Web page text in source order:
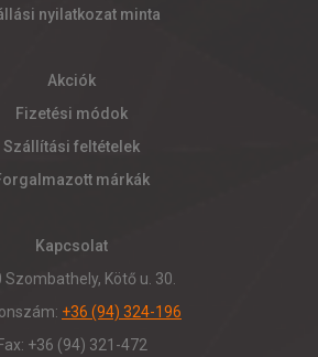
nyilatkozat minta
Akciók
Fizetési módok
Szállítási feltételek
márkák
Kapcsolat
Szombathely, Kötő u. 30.
+36 (94) 324-196
Fax: +36 (94) 321-472